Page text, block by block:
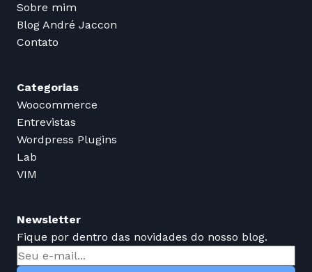
Sobre mim
Blog André Jaccon
Contato
Categorias
Woocommerce
Entrevistas
Wordpress Plugins
Lab
VIM
Newsletter
Fique por dentro das novidades do nosso blog.